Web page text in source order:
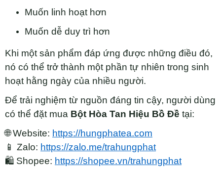
Muốn linh hoạt hơn
Muốn dễ duy trì hơn
Khi một sản phẩm đáp ứng được những điều đó,
nó có thể trở thành một phần tự nhiên trong sinh
hoạt hằng ngày của nhiều người.
Để trải nghiệm từ nguồn đáng tin cậy, người dùng
có thể đặt mua Bột Hòa Tan Hiệu Bồ Đề tại:
🌐 Website: https://hungphatea.com
📱 Zalo: https://zalo.me/trahungphat
🛍 Shopee: https://shopee.vn/trahungphat